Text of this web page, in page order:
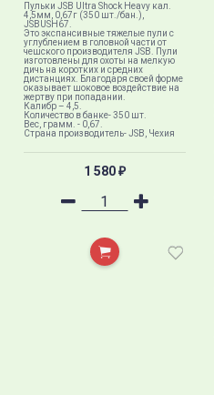
Пульки JSB Ultra Shock Heavy кал.
4,5мм, 0,67г (350 шт./бан.),
JSBUSH67.
Это экспансивные тяжелые пули с
углублением в головной части от
чешского производителя JSB. Пули
изготовлены для охоты на мелкую
дичь на коротких и средних
дистанциях. Благодаря своей форме
оказывает шоковое воздействие на
жертву при попадании.
Калибр – 4,5.
Количество в банке- 350 шт.
Вес, грамм. - 0,67.
Страна производитель- JSB, Чехия
1 580 ₽